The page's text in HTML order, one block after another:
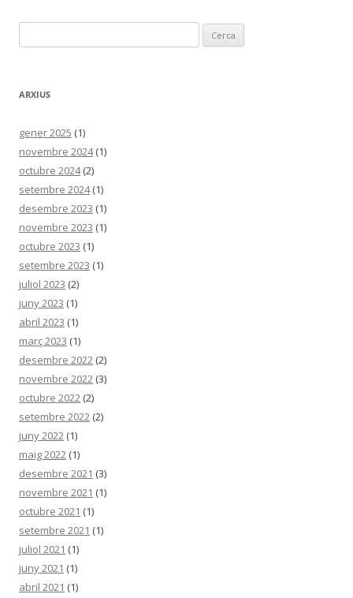
ARXIUS
gener 2025 (1)
novembre 2024(1)
octubre 2024(2)
setembre 2024(1)
desembre 2023 (1)
novembre 2023 (1)
octubre 2023 (1)
setembre 2023 (1)
juliol 2023 (2)
juny 2023 (1)
abril 2023 (1)
març 2023 (1)
desembre 2022 (2)
novembre 2022 (3)
octubre 2022 (2)
setembre 2022 (2)
juny 2022 (1)
maig 2022 (1)
desembre 2021 (3)
novembre 2021 (1)
octubre 2021 (1)
setembre 2021 (1)
juliol 2021 (1)
juny 2021 (1)
abril 2021 (1)